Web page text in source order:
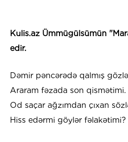
Kulis.az Ümmügülsümün
edir.
Dəmir pəncərədə qalmış
Araram fəzada son qismətimi.
Od saçar ağzımdan çıxan
Hiss edərmi göylər fəlakətimi?